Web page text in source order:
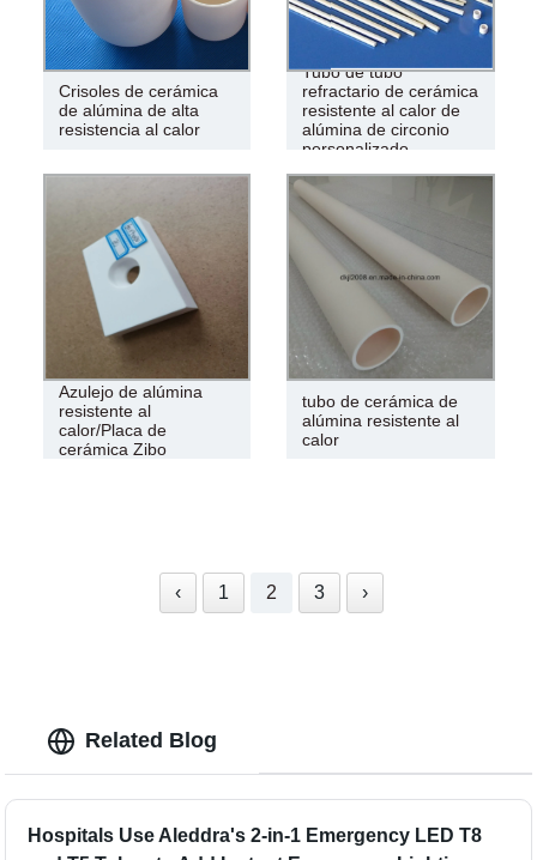
Crisoles de cerámica
de alúmina de alta
resistencia al calor
Tubo de tubo
refractario de cerámica
resistente al calor de
alúmina de circonio
personalizado
Azulejo de alúmina
resistente al
calor/Placa de
cerámica Zibo
tubo de cerámica de
alúmina resistente al
calor
‹ 1 2 3 ›
Related Blog
Hospitals Use Aleddra's 2-in-1 Emergency LED T8